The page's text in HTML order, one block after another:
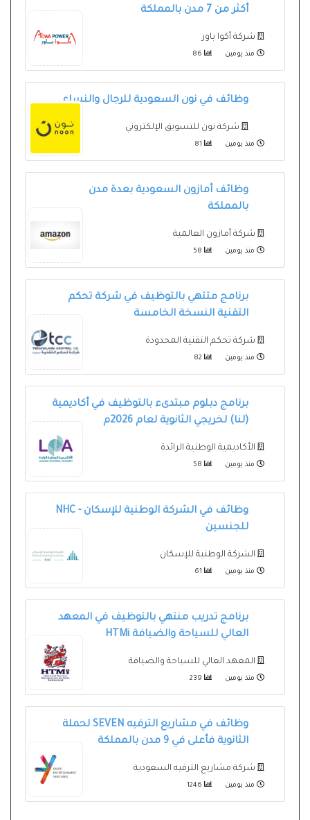
أكثر من 7 مدن بالمملكة
شركة أكوا باور
منذ يومين
وظائف في نون السعودية للرجال والنساء
شركة نون للتسويق الإلكتروني
منذ يومين
وظائف أمازون السعودية بعدة مدن
بالمملكة
شركة أمازون العالمية
منذ يومين
برنامج متتهي بالتوظيف في شركة تحكم
التقنية النسخة الخامسة
شركة تحكم التقنية المحدودة
منذ يومين
برنامج دبلوم مبتدىء بالتوظيف في أكاديمية
(لنا) لخريجي الثانوية لعام 2026م
الأكاديمية الوطنية الرائدة
منذ يومين
وظائف في الشركة الوطنية للإسكان - NHC
للجنسين
الشركة الوطنية للإسكان
منذ يومين
برنامج تدريب منتهي بالتوظيف في المعهد
العالي للسياحة والضيافة HTMi
المعهد العالي للسياحة والضيافة
منذ يومين
وظائف في مشاريع الترفيه SEVEN لحملة
الثانوية فأعلى في 9 مدن بالمملكة
شركة مشاريع الترفيه السعودية
منذ يومين